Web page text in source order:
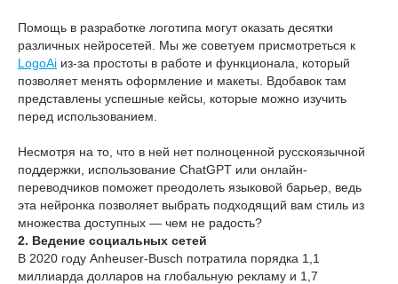
Помощь в разработке логотипа могут оказать десятки
различных нейросетей. Мы же советуем присмотреться к
LogoAi из-за простоты в работе и функционала, который
позволяет менять оформление и макеты. Вдобавок там
представлены успешные кейсы, которые можно изучить
перед использованием.
Несмотря на то, что в ней нет полноценной русскоязычной
поддержки, использование ChatGPT или онлайн-
переводчиков поможет преодолеть языковой барьер, ведь
эта нейронка позволяет выбрать подходящий вам стиль из
множества доступных — чем не радость?
2. Ведение социальных сетей
В 2020 году Anheuser-Busch потратила порядка 1,1
миллиарда долларов на глобальную рекламу и 1,7